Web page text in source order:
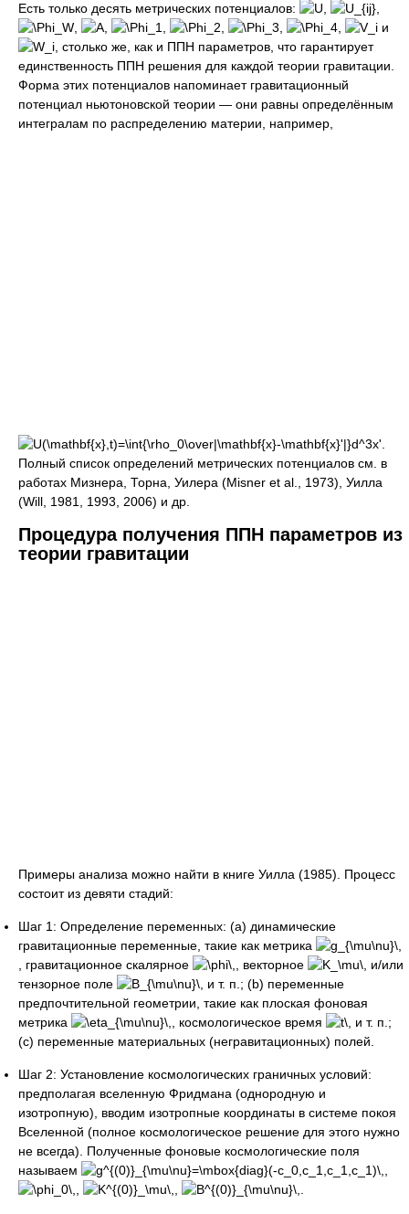
Есть только десять метрических потенциалов:
и
, столько же, как и ППН параметров, что гарантирует
единственность ППН решения для каждой теории гравитации.
Форма этих потенциалов напоминает гравитационный
потенциал ньютоновской теории — они равны определённым
интегралам по распределению материи, например,
Полный список определений метрических потенциалов см. в
работах Мизнера, Торна, Уилера (Misner et al., 1973), Уилла
(Will, 1981, 1993, 2006) и др.
Процедура получения ППН параметров из
теории гравитации
Примеры анализа можно найти в книге Уилла (1985). Процесс
состоит из девяти стадий:
Шаг 1: Определение переменных: (a) динамические
гравитационные переменные, такие как метрика
, гравитационное скалярное
, векторное
и/или
тензорное поле
и т. п.; (b) переменные
предпочтительной геометрии, такие как плоская фоновая
метрика
, космологическое время
и т. п.;
(c) переменные материальных (негравитационных) полей.
Шаг 2: Установление космологических граничных условий:
предполагая вселенную Фридмана (однородную и
изотропную), вводим изотропные координаты в системе покоя
Вселенной (полное космологическое решение для этого нужно
не всегда). Полученные фоновые космологические поля
называем